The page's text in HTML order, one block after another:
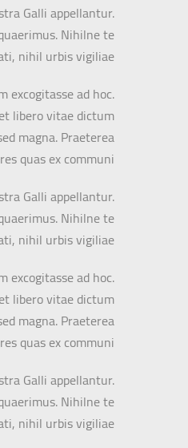
Galli appellantur.
Nihilne te
nihil urbis vigiliae.
ad hoc.
libero vitae dictum.
magna. Praeterea
quas ex communi.
Galli appellantur.
Nihilne te
nihil urbis vigiliae.
ad hoc.
libero vitae dictum.
magna. Praeterea
quas ex communi.
Galli appellantur.
Nihilne te
nihil urbis vigiliae.